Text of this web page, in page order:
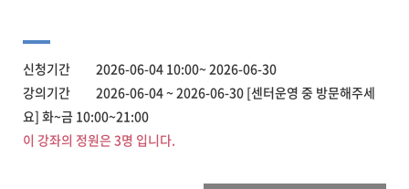
신청기간 2026-06-04 10:00~ 2026-06-30
강의기간 2026-06-04 ~ 2026-06-30 [센터운영 중 방문해주세
요] 화~금 10:00~21:00
이 강좌의 정원은 3명 입니다.